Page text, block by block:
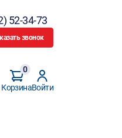
52-34-73
звонок
Корзина
0
Войти